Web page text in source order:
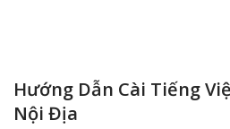
Hướng Dẫn Cài Tiếng
Nội Địa